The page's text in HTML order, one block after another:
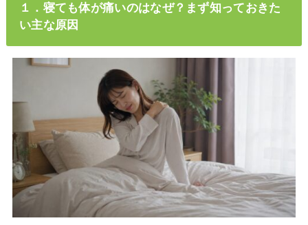
１．寝ても体が痛いのはなぜ？まず知っておきた
い主な原因